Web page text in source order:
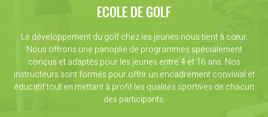
ECOLE DE GOLF
Le développement du golf chez les jeunes nous tient à cœur.
Nous offrons une panoplie de programmes spécialement
conçus et adaptés pour les jeunes entre 4 et 16 ans. Nos
instructeurs sont formés pour offrir un encadrement convivial et
éducatif tout en mettant à profit les qualités sportives de chacun
des participants.